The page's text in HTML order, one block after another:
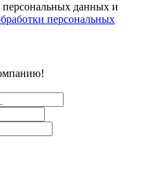
персональных данных и
персональных